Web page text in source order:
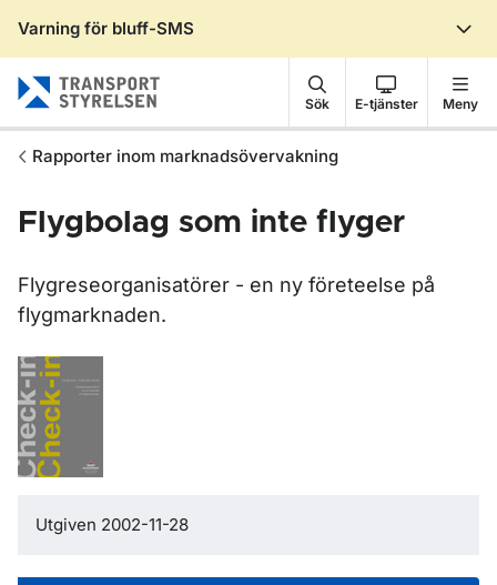
Varning för bluff-SMS
Sök E-tjänster Meny
Rapporter inom marknadsövervakning
Flygbolag som inte flyger
Flygreseorganisatörer - en ny företeelse på
flygmarknaden.
Utgiven 2002-11-28